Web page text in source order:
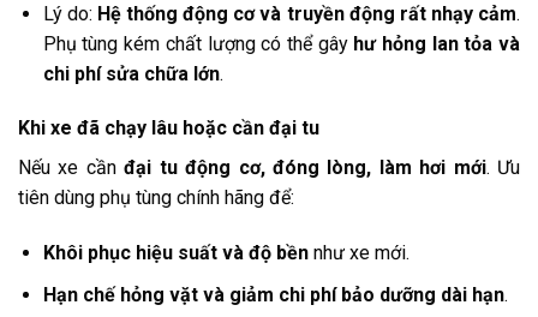
Lý do: Hệ thống động cơ và truyền động rất nhạy cảm.
Phụ tùng kém chất lượng có thể gây hư hỏng lan tỏa và
chi phí sửa chữa lớn.
Khi xe đã chạy lâu hoặc cần đại tu
Nếu xe cầnđại tu động cơ, đóng lòng, làm hơi mới. Ưu
tiên dùng phụ tùng chính hãng để:
Khôi phục hiệu suất và độ bềnnhư xe mới.
Hạn chế hỏng vặt và giảm chi phí bảo dưỡng dài hạn.